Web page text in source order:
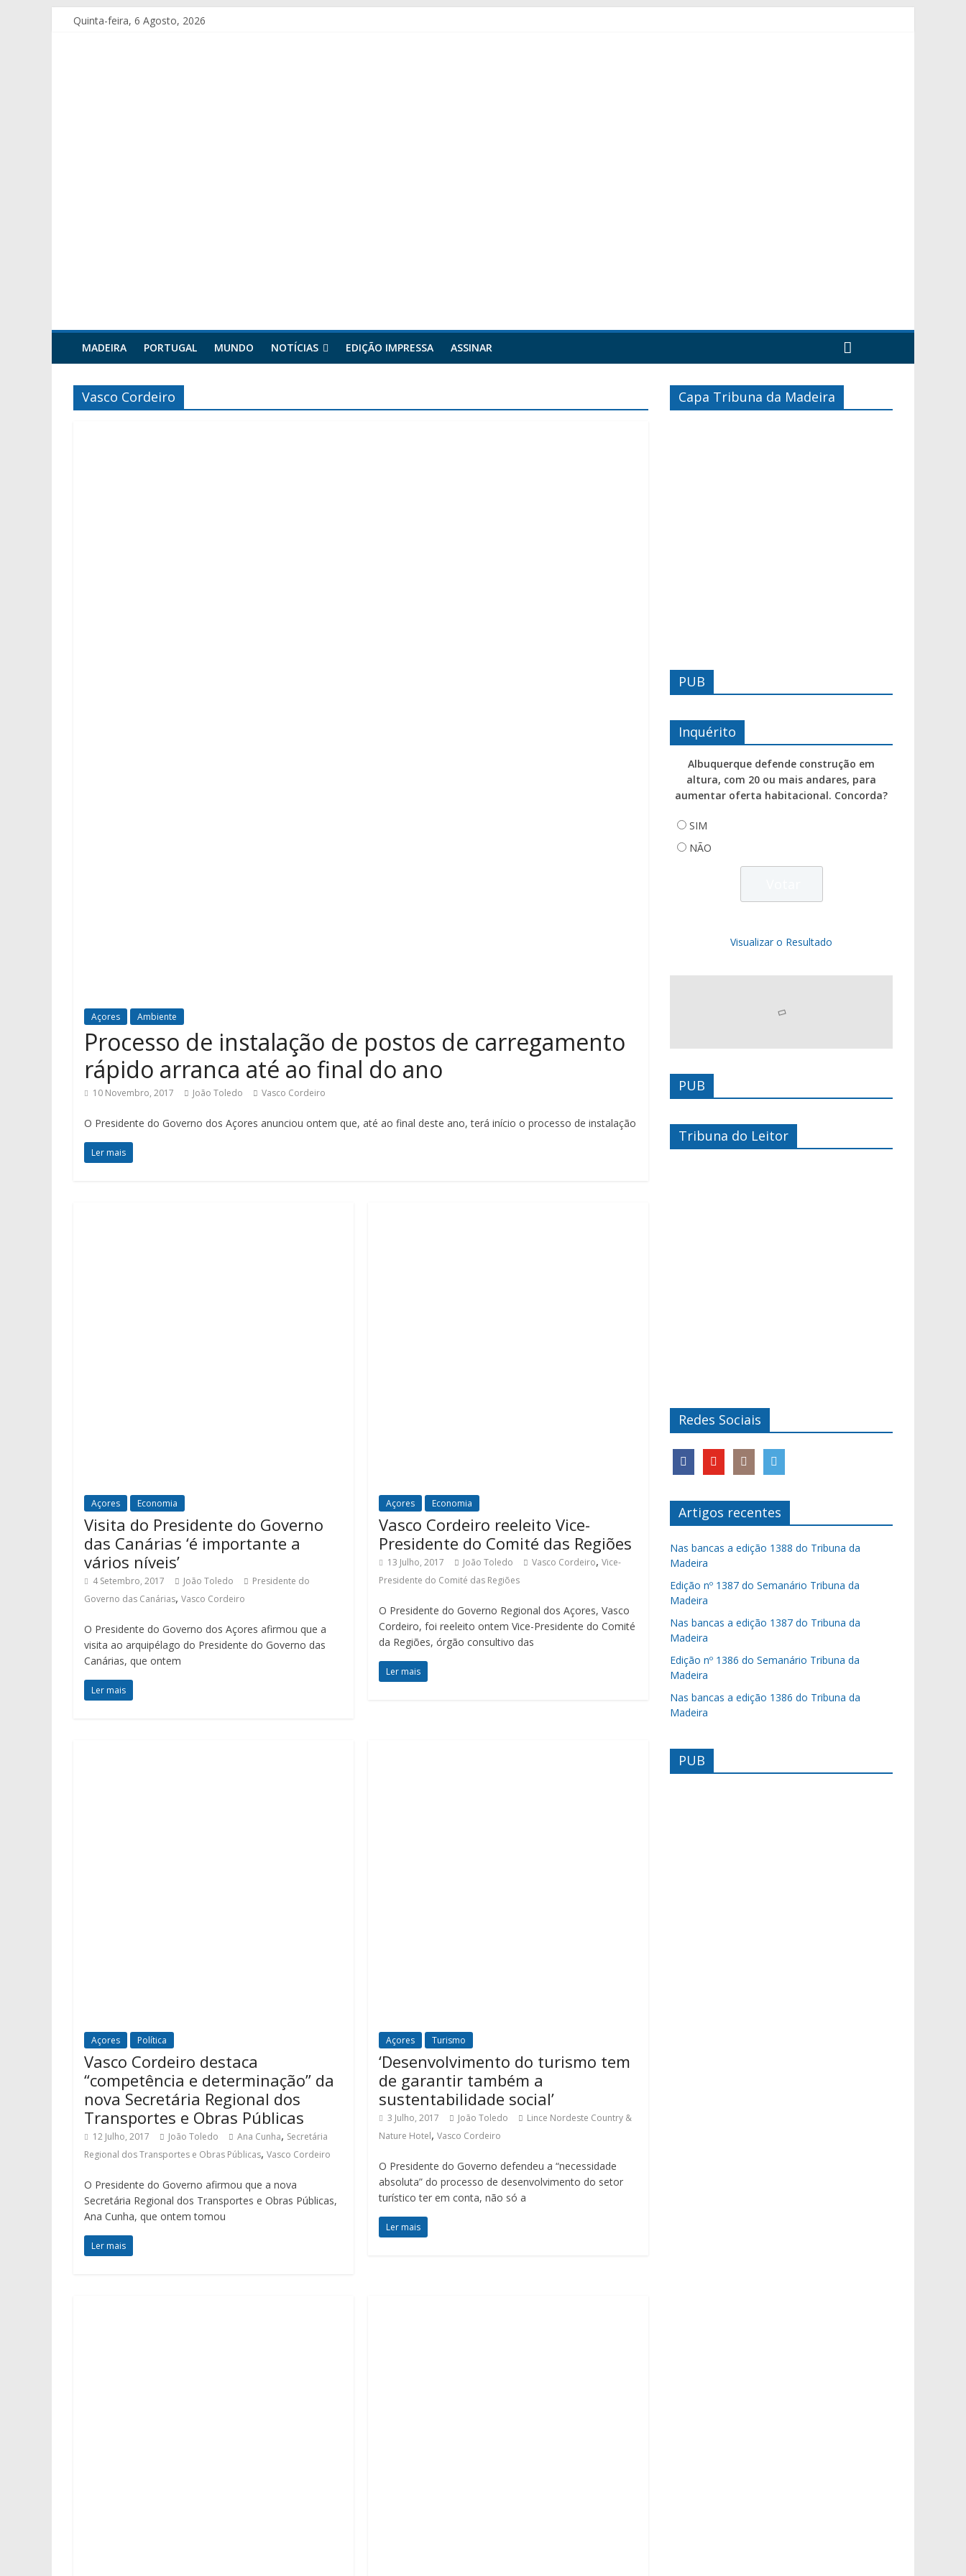
Quinta-feira, 6 Agosto, 2026
MADEIRA PORTUGAL MUNDO NOTÍCIAS EDIÇÃO IMPRESSA ASSINAR
Vasco Cordeiro
Açores Ambiente
Processo de instalação de postos de carregamento
rápido arranca até ao final do ano
10 Novembro, 2017 João Toledo Vasco Cordeiro
O Presidente do Governo dos Açores anunciou ontem que, até ao final deste ano, terá início o processo de instalação
Ler mais
Açores Economia
Visita do Presidente do Governo
das Canárias ‘é importante a
vários níveis’
4 Setembro, 2017 João Toledo
Presidente do
Governo das Canárias, Vasco Cordeiro
O Presidente do Governo dos Açores afirmou que a
visita ao arquipélago do Presidente do Governo das
Canárias, que ontem
Ler mais
Açores Economia
Vasco Cordeiro reeleito Vice-
Presidente do Comité das Regiões
13 Julho, 2017 João Toledo Vasco Cordeiro,Vice-
Presidente do Comité das Regiões
O Presidente do Governo Regional dos Açores, Vasco
Cordeiro, foi reeleito ontem Vice-Presidente do Comité
da Regiões, órgão consultivo das
Ler mais
Açores Política
Vasco Cordeiro destaca
“competência e determinação” da
nova Secretária Regional dos
Transportes e Obras Públicas
12 Julho, 2017 João Toledo Ana Cunha, Secretária
Regional dos Transportes e Obras Públicas, Vasco Cordeiro
O Presidente do Governo afirmou que a nova
Secretária Regional dos Transportes e Obras Públicas,
Ana Cunha, que ontem tomou
Ler mais
Açores Turismo
‘Desenvolvimento do turismo tem
de garantir também a
sustentabilidade social’
3 Julho, 2017 João Toledo
Lince Nordeste Country &
Nature Hotel,Vasco Cordeiro
O Presidente do Governo defendeu a “necessidade
absoluta” do processo de desenvolvimento do setor
turístico ter em conta, não só a
Ler mais
Capa Tribuna da Madeira
PUB
Inquérito
Albuquerque defende construção em
altura, com 20 ou mais andares, para
aumentar oferta habitacional. Concorda?
SIM
NÃO
Visualizar o Resultado
PUB
Tribuna do Leitor
Redes Sociais
Artigos recentes
Nas bancas a edição 1388 do Tribuna da
Madeira
Edição nº 1387 do Semanário Tribuna da
Madeira
Nas bancas a edição 1387 do Tribuna da
Madeira
Edição nº 1386 do Semanário Tribuna da
Madeira
Nas bancas a edição 1386 do Tribuna da
Madeira
PUB